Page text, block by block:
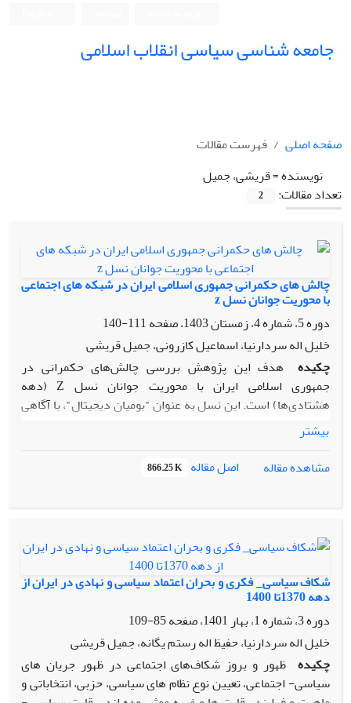
جامعه شناسی سیاسی انقلاب اسلامی
صفحه اصلی
فهرست مقالات
نویسنده =قریشی، جمیل
تعداد مقالات:
2
چالش های حکمرانی جمهوری اسلامی ایران در شبکه های اجتماعی
با محوریت جوانان نسل z
دوره 5، شماره 4، زمستان 1403، صفحه
111-140
خلیل اله سردارنیا، اسماعیل کازرونی، جمیل قریشی
چکیده
هدف این پژوهش بررسی چالش‌های حکمرانی در
جمهوری اسلامی ایران با محوریت جوانان نسل Z (دهه
هشتادی‌ها) است. این نسل به عنوان "بومیان دیجیتال"، با آگاهی
سیاسی و اجتماعی بالا و تمایل به حکمرانی مشارکتی، دغدغه‌هایی
نظیر عدالت اجتماعی، حقوق بشر، حقوق زنان و آزادی‌های فردی
دارند که حکمرانی کلاسیک یک‌سویه را به چالش و ضرورت
حکمرانی خوب مبتنی بر تعامل را مطرح می‌کنند. این پژوهش با
مشاهده ویدئوها، متون و عکس‌های منتشر شده در فضای مجازی
(اینستاگرام، توییتر و...) و همچنین دیدگاه‌ها و مصاحبه‌های
پژوهشگران و کارشناسان بررسی کرده است. صدها محتوای
منتشر شده در فضای مجازی و رسانه‌ها بررسی، طبقه‌بندی و به
مقوله‌های کلی و زیرمقوله‌ها دسته‌بندی شدند.بر اساس فراوانی
مقوله‌ها، به نتیجه‌گیری کمی در خصوص علل اصلی اعتراضات نیز
رسیدیم.یافته‌ها شامل چهار محور اصلی است: باورها و ارزش‌های
نسل Z، انتظارات از حاکمیت، چالش‌های نظام و پیشنهادات نسل Z
برای حکمرانی. نسل Z خواهان آزادی بیان، تضمین حقوق اساسی،
بیشتر
مشاهده مقاله
اصل مقاله 866.25 K
شکاف سیاسی_ فکری و بحران اعتماد سیاسی و نهادی در ایران از
دهه 1370تا 1400
دوره 3، شماره 1، بهار 1401، صفحه
85-109
خلیل اله سردارنیا، حفیظ اله رستم یگانه، جمیل قریشی
چکیده ظهور و بروز شکاف‌های اجتماعی در ظهور جریان های
سیاسی- اجتماعی، تعیین نوع نظام های سیاسی، حزبی، انتخاباتی و